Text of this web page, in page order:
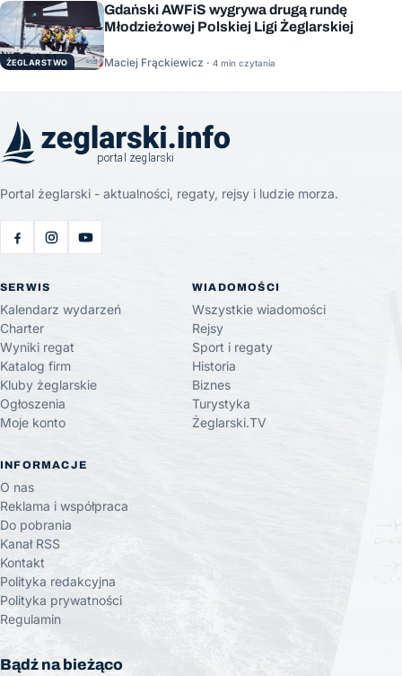
ŻEGLARSTWO
Gdański AWFiS wygrywa drugą rundę
Młodzieżowej Polskiej Ligi Żeglarskiej
Maciej Frąckiewicz · 4 min czytania
Portal żeglarski - aktualności, regaty, rejsy i ludzie morza.
SERWIS
Kalendarz wydarzeń
Charter
Wyniki regat
Katalog firm
Kluby żeglarskie
Ogłoszenia
Moje konto
WIADOMOŚCI
Wszystkie wiadomości
Rejsy
Sport i regaty
Historia
Biznes
Turystyka
Żeglarski.TV
INFORMACJE
O nas
Reklama i współpraca
Do pobrania
Kanał RSS
Kontakt
Polityka redakcyjna
Polityka prywatności
Regulamin
Bądź na bieżąco